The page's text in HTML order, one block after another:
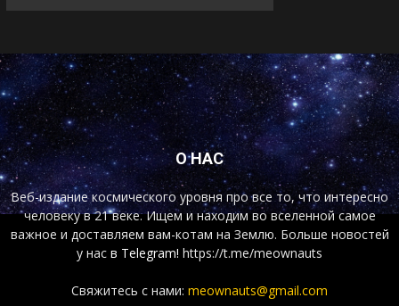
О НАС
Веб-издание космического уровня про все то, что интересно
человеку в 21 веке. Ищем и находим во вселенной самое
важное и доставляем вам-котам на Землю. Больше новостей
у нас в Telegram! https://t.me/meownauts
Свяжитесь с нами: meownauts@gmail.com